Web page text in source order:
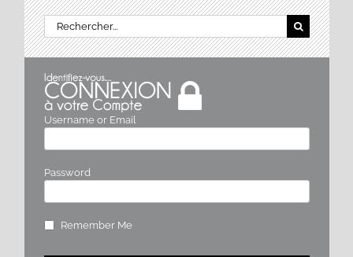
Rechercher:
Username or Email
Password
Remember Me